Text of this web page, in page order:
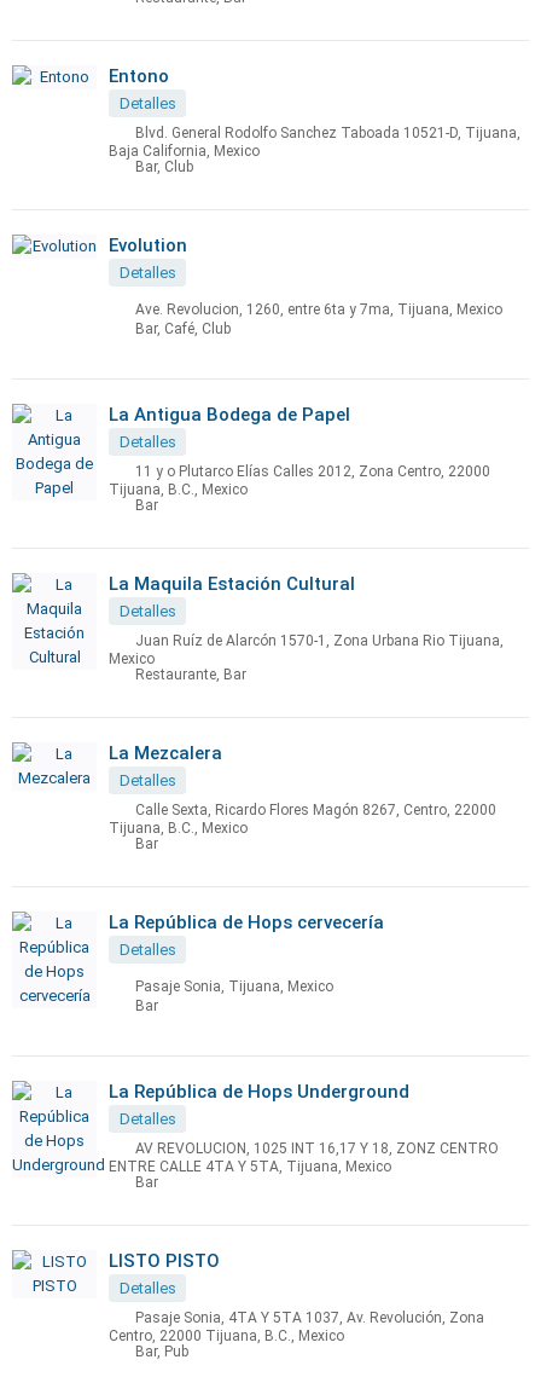
Entono
Detalles
Blvd. General Rodolfo Sanchez Taboada 10521-D, Tijuana,
Baja California, Mexico
Bar, Club
Evolution
Detalles
Ave. Revolucion, 1260, entre 6ta y 7ma, Tijuana, Mexico
Bar, Café, Club
La Antigua Bodega de Papel
Detalles
11 y o Plutarco Elías Calles 2012, Zona Centro, 22000
Tijuana, B.C., Mexico
Bar
La Maquila Estación Cultural
Detalles
Juan Ruíz de Alarcón 1570-1, Zona Urbana Rio Tijuana,
Mexico
Restaurante, Bar
La Mezcalera
Detalles
Calle Sexta, Ricardo Flores Magón 8267, Centro, 22000
Tijuana, B.C., Mexico
Bar
La República de Hops cervecería
Detalles
Pasaje Sonia, Tijuana, Mexico
Bar
La República de Hops Underground
Detalles
AV REVOLUCION, 1025 INT 16,17 Y 18, ZONZ CENTRO
ENTRE CALLE 4TA Y 5TA, Tijuana, Mexico
Bar
LISTO PISTO
Detalles
Pasaje Sonia, 4TA Y 5TA 1037, Av. Revolución, Zona
Centro, 22000 Tijuana, B.C., Mexico
Bar, Pub